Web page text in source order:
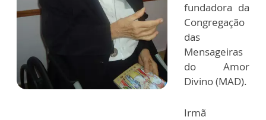
fundadora da
Congregação
das
Mensageiras
do Amor
Divino (MAD).
Irmã